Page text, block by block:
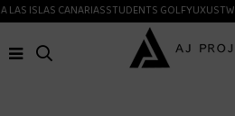
ISLAS CANARIASSTUDENTS GOLFYUXUS